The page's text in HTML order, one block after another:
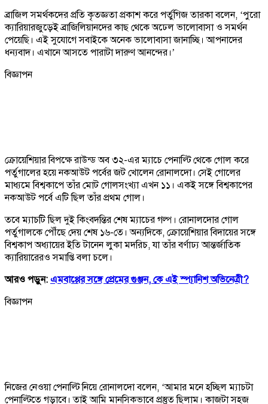
ব্রাজিল সমর্থকদের প্রতি কৃতজ্ঞতা প্রকাশ করে পর্তুগিজ তারকা বলেন, ‘পুরো
ক্যারিয়ারজুড়েই ব্রাজিলিয়ানদের কাছ থেকে অঢেল ভালোবাসা ও সমর্থন
পেয়েছি। এই সুযোগে সবাইকে অনেক ভালোবাসা জানাচ্ছি। আপনাদের
ধন্যবাদ। এখানে আসতে পারাটা দারুণ আনন্দের।’
বিজ্ঞাপন
ক্রোয়েশিয়ার বিপক্ষে রাউন্ড অব ৩২-এর ম্যাচে পেনাল্টি থেকে গোল করে
পর্তুগালের হয়ে নকআউট পর্বের জট খোলেন রোনালদো। সেই গোলের
মাধ্যমে বিশ্বকাপে তাঁর মোট গোলসংখ্যা এখন ১১। একই সঙ্গে বিশ্বকাপের
নকআউট পর্বে এটি ছিল তাঁর প্রথম গোল।
তবে ম্যাচটি ছিল দুই কিংবদন্তির শেষ ম্যাচের গল্প। রোনালদোর গোল
পর্তুগালকে পৌঁছে দেয় শেষ ১৬-তে। অন্যদিকে, ক্রোয়েশিয়ার বিদায়ের সঙ্গে
বিশ্বকাপ অধ্যায়ের ইতি টানেন লুকা মদরিচ, যা তাঁর বর্ণাঢ্য আন্তর্জাতিক
ক্যারিয়ারেরও সমাপ্তি বলা চলে।
আরও পড়ুন: এমবাপ্পের সঙ্গে প্রেমের গুঞ্জন, কে এই স্প্যানিশ অভিনেত্রী?
বিজ্ঞাপন
নিজের নেওয়া পেনাল্টি নিয়ে রোনালদো বলেন, ‘আমার মনে হচ্ছিল ম্যাচটা
পেনাল্টিতে গড়াবে। তাই আমি মানসিকভাবে প্রস্তুত ছিলাম। কাজটা সহজ